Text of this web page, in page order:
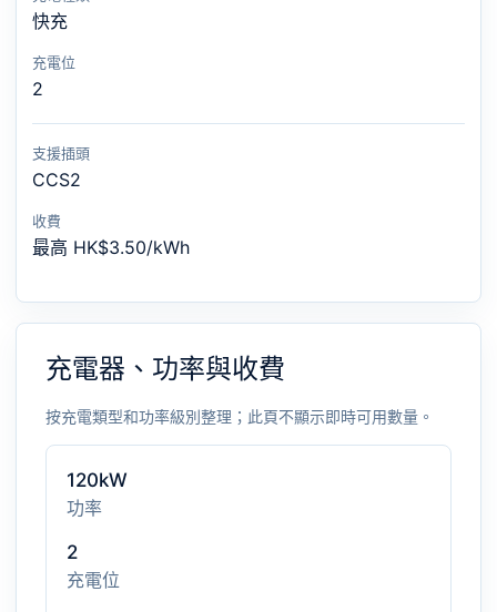
快充
充電位
2
支援插頭
CCS2
收費
最高 HK$3.50/kWh
充電器、功率與收費
按充電類型和功率級別整理；此頁不顯示即時可用數量。
120kW
功率
2
充電位